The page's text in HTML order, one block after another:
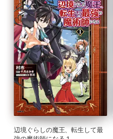
辺境ぐらしの魔王、転生して最